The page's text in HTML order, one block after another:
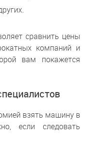
сравнить цены
компаний и
вам покажется
взять машину в
если следовать